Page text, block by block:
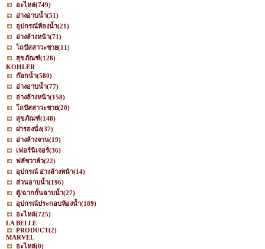
อะไหล่(749)
อ่างอาบน้ำ(51)
อุปกรณ์ห้องน้ำ(21)
อ่างล้างหน้า(71)
โถปัสสาวะชาย(11)
สุขภัณฑ์(128)
KOHLER
ก๊อกน้ำ(580)
อ่างอาบน้ำ(77)
อ่างล้างหน้า(158)
โถปัสสาวะชาย(20)
สุขภัณฑ์(148)
ฝารองนั่ง(37)
อ่างล้างจาน(19)
เฟอร์นิเจอร์(36)
ฟลัชวาล์ว(22)
อุปกรณ์ อ่างล้างหน้า(14)
ส่วนอาบน้ำ(196)
ตู้/ฉากกั้นอาบน้ำ(27)
อุปกรณ์ประกอบห้องน้ำ(189)
อะไหล่(725)
LA BELLE
PRODUCT(2)
MARVEL
อะไหล่(0)